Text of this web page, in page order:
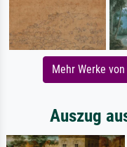
Mehr Werke
Auszug